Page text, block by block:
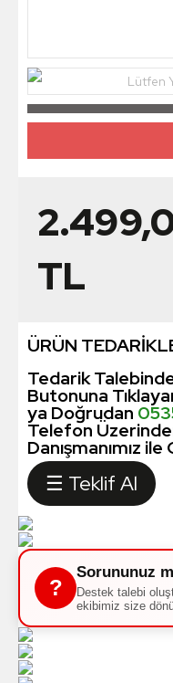
Lütfen
TL
ÜRÜN
Tedarik
Butonuna
ya Doğrudan
Telefon
Danışmanımız
☰ Teklif Al
?
Sorununuz
Destek talebi
ekibimiz size